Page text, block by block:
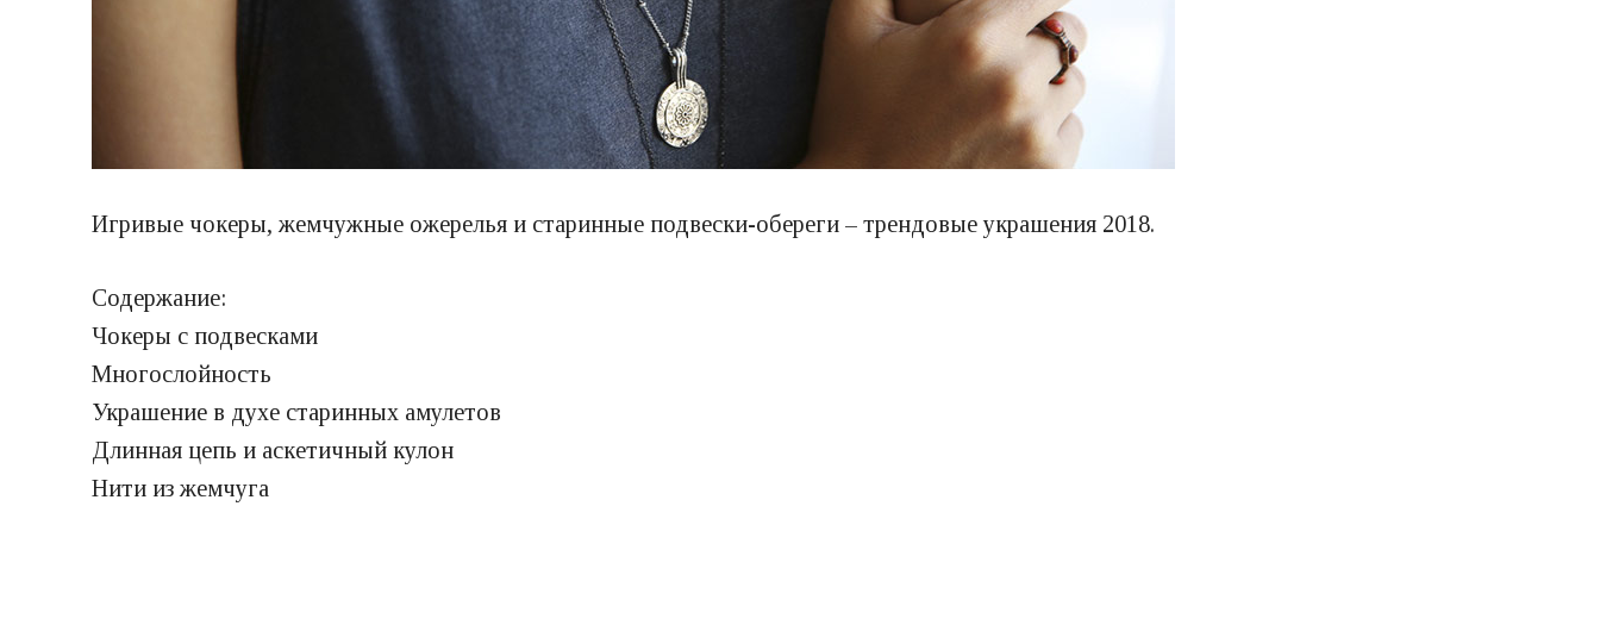
Игривые чокеры, жемчужные ожерелья и старинные подвески-обереги – трендовые украшения 2018.
Содержание:
Чокеры с подвесками
Многослойность
Украшение в духе старинных амулетов
Длинная цепь и аскетичный кулон
Нити из жемчуга